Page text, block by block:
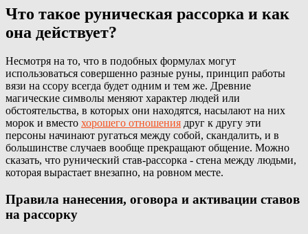
Что такое руническая рассорка и как
она действует?
Несмотря на то, что в подобных формулах могут
использоваться совершенно разные руны, принцип работы
вязи на ссору всегда будет одним и тем же. Древние
магические символы меняют характер людей или
обстоятельства, в которых они находятся, насылают на них
морок и вместо хорошего отношения друг к другу эти
персоны начинают ругаться между собой, скандалить, и в
большинстве случаев вообще прекращают общение. Можно
сказать, что рунический став-рассорка - стена между людьми,
которая вырастает внезапно, на ровном месте.
Правила нанесения, оговора и активации ставов
на рассорку